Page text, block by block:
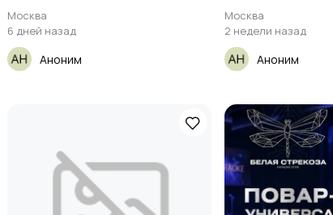
Бар__
Москва
6 дней назад
Аноним
Москва
2 недели назад
Аноним